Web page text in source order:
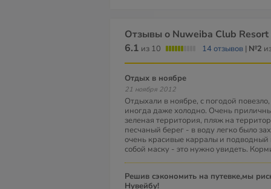
Отзывы о Nuweiba Club
6.1 из 10 14 отзывов | №2
отдых в ноябре
21 ноября 2012
Отдыхали в ноябре, с погодой
иногда даже холодно. Очень
зеленая территория, пляж на
песчаный берег - в воду легко было
очень красивые карралы и
собой маску - это нужно увидеть.
Решив сэкономить на путевке,мы рискнули поехать в
Нувейбу!